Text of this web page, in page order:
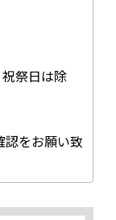
祭日は除
認をお願い致